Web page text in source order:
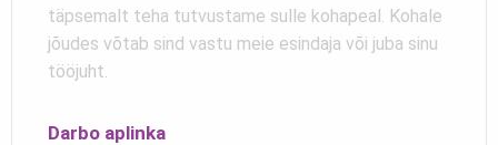
täpsemalt teha tutvustame sulle kohapeal. Kohale
jõudes võtab sind vastu meie esindaja või juba sinu
tööjuht.
Darbo aplinka